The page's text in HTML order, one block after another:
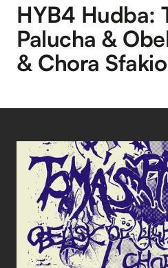
HYB4 Hudba:
Palucha &
& Chora